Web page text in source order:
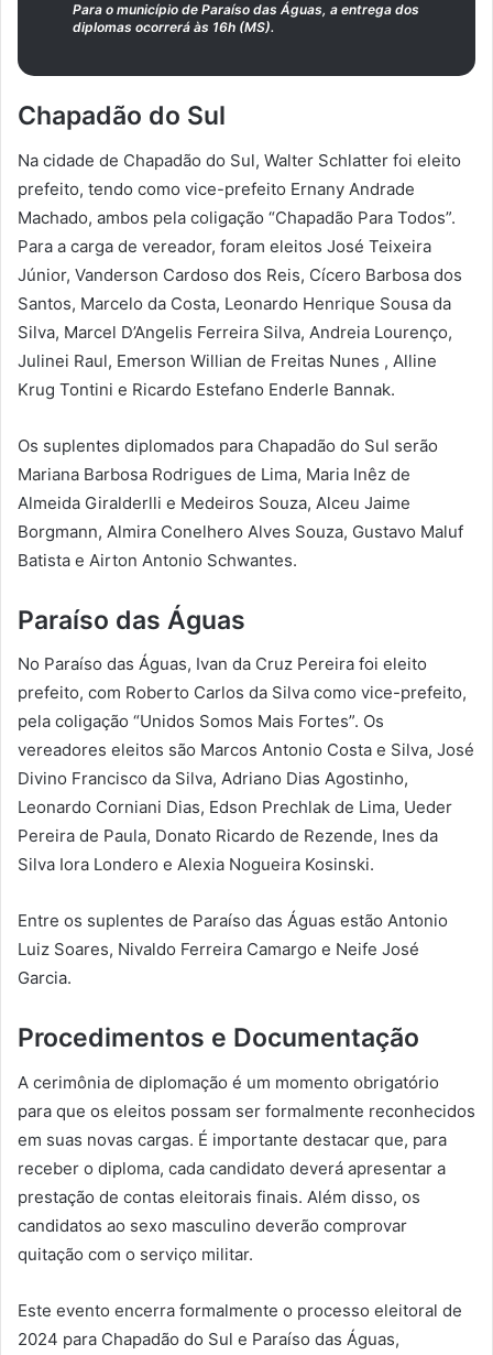
Para o município de Paraíso das Águas, a entrega dos
diplomas ocorrerá às 16h (MS).
Chapadão do Sul
Na cidade de Chapadão do Sul, Walter Schlatter foi eleito
prefeito, tendo como vice-prefeito Ernany Andrade
Machado, ambos pela coligação “Chapadão Para Todos”.
Para a carga de vereador, foram eleitos José Teixeira
Júnior, Vanderson Cardoso dos Reis, Cícero Barbosa dos
Santos, Marcelo da Costa, Leonardo Henrique Sousa da
Silva, Marcel D’Angelis Ferreira Silva, Andreia Lourenço,
Julinei Raul, Emerson Willian de Freitas Nunes , Alline
Krug Tontini e Ricardo Estefano Enderle Bannak.
Os suplentes diplomados para Chapadão do Sul serão
Mariana Barbosa Rodrigues de Lima, Maria Inêz de
Almeida Giralderlli e Medeiros Souza, Alceu Jaime
Borgmann, Almira Conelhero Alves Souza, Gustavo Maluf
Batista e Airton Antonio Schwantes.
Paraíso das Águas
No Paraíso das Águas, Ivan da Cruz Pereira foi eleito
prefeito, com Roberto Carlos da Silva como vice-prefeito,
pela coligação “Unidos Somos Mais Fortes”. Os
vereadores eleitos são Marcos Antonio Costa e Silva, José
Divino Francisco da Silva, Adriano Dias Agostinho,
Leonardo Corniani Dias, Edson Prechlak de Lima, Ueder
Pereira de Paula, Donato Ricardo de Rezende, Ines da
Silva Iora Londero e Alexia Nogueira Kosinski.
Entre os suplentes de Paraíso das Águas estão Antonio
Luiz Soares, Nivaldo Ferreira Camargo e Neife José
Garcia.
Procedimentos e Documentação
A cerimônia de diplomação é um momento obrigatório
para que os eleitos possam ser formalmente reconhecidos
em suas novas cargas. É importante destacar que, para
receber o diploma, cada candidato deverá apresentar a
prestação de contas eleitorais finais. Além disso, os
candidatos ao sexo masculino deverão comprovar
quitação com o serviço militar.
Este evento encerra formalmente o processo eleitoral de
2024 para Chapadão do Sul e Paraíso das Águas,